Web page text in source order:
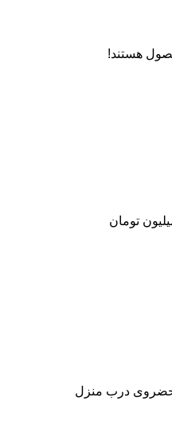
هستند!
حضروی درب منزل